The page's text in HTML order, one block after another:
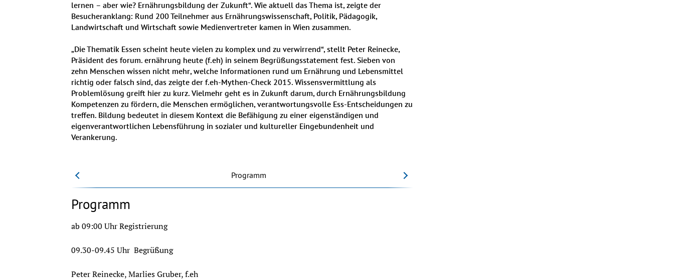
lernen – aber wie? Ernährungsbildung der Zukunft“. Wie aktuell das Thema ist, zeigte der
Besucheranklang: Rund 200 Teilnehmer aus Ernährungswissenschaft, Politik, Pädagogik,
Landwirtschaft und Wirtschaft sowie Medienvertreter kamen in Wien zusammen.
„Die Thematik Essen scheint heute vielen zu komplex und zu verwirrend“, stellt Peter Reinecke,
Präsident des forum. ernährung heute (f.eh) in seinem Begrüßungsstatement fest. Sieben von
zehn Menschen wissen nicht mehr, welche Informationen rund um Ernährung und Lebensmittel
richtig oder falsch sind, das zeigte der f.eh-Mythen-Check 2015. Wissensvermittlung als
Problemlösung greift hier zu kurz. Vielmehr geht es in Zukunft darum, durch Ernährungsbildung
Kompetenzen zu fördern, die Menschen ermöglichen, verantwortungsvolle Ess-Entscheidungen zu
treffen. Bildung bedeutet in diesem Kontext die Befähigung zu einer eigenständigen und
eigenverantwortlichen Lebensführung in sozialer und kultureller Eingebundenheit und
Verankerung.
Programm
Programm
ab 09:00 Uhr Registrierung
09.30-09.45 Uhr  Begrüßung
Peter Reinecke, Marlies Gruber, f.eh